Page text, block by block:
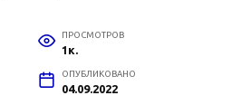
ПРОСМОТРОВ
1к.
ОПУБЛИКОВАНО
04.09.2022